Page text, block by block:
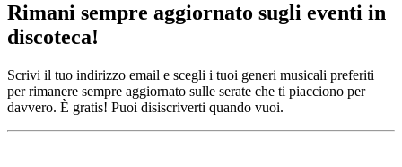
Rimani sempre aggiornato sugli eventi in
discoteca!
Scrivi il tuo indirizzo email e scegli i tuoi generi musicali preferiti
per rimanere sempre aggiornato sulle serate che ti piacciono per
davvero. È gratis! Puoi disiscriverti quando vuoi.